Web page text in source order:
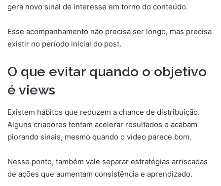
gera novo sinal de interesse em torno do conteúdo.
Esse acompanhamento não precisa ser longo, mas precisa
existir no período inicial do post.
O que evitar quando o objetivo
é views
Existem hábitos que reduzem a chance de distribuição.
Alguns criadores tentam acelerar resultados e acabam
piorando sinais, mesmo quando o vídeo parece bom.
Nesse ponto, também vale separar estratégias arriscadas
de ações que aumentam consistência e aprendizado.